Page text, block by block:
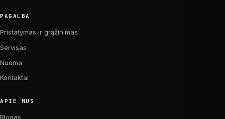
PAGALBA
Pristatymas ir grąžinimas
Servisas
Nuoma
Kontaktai
APIE MUS
Blogas